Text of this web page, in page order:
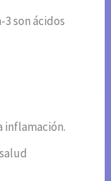
3 son ácidos
inflamación.